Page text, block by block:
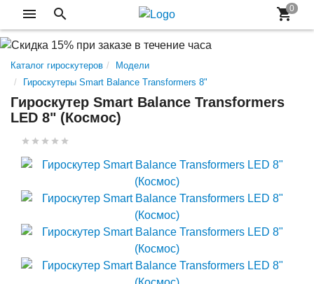
Каталог гироскутеров
Модели
Гироскутеры Smart Balance Transformers 8"
Гироскутер Smart Balance Transformers
LED 8" (Космос)